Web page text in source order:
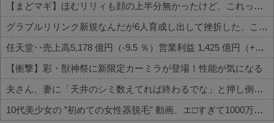
【まどマギ】ほむリリィも顔の上半分無かったけど、これって何かの伏線だったりするのかな…
グラブルリリンク新規なんだが6人育成し出して挫折した、これ全キャラ育成するのにどんだけかかるの？
任天堂‥売上高5,178 億円（-9.5 ％）営業利益 1,425 億円（+150.5 %）
【衝撃】彩・獣神祭に新限定カーミラが登場！性能が気になる
夫さん、妻に「天井のシミ数えてれば終わるでな」と押し倒されて性行為 → 凄いことになるｗｗｗｗｗ
10代美少女の ”初めての女性器脱毛” 動画、エ□すぎて1000万再生される・・・